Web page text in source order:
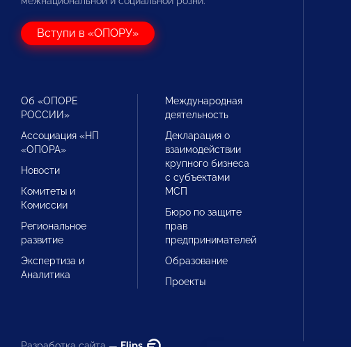
Вступи в «ОПОРУ»
Об «ОПОРЕ
РОССИИ»
Ассоциация «НП
«ОПОРА»
Новости
Комитеты и
Комиссии
Региональное
развитие
Экспертиза и
Аналитика
Международная
деятельность
Декларация о
взаимодействии
крупного бизнеса
с субъектами
МСП
Бюро по защите
прав
предпринимателей
Образование
Проекты